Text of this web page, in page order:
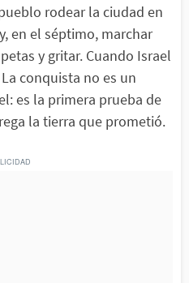
rodear la ciudad en
en el séptimo, marchar
y gritar. Cuando Israel
conquista no es un
es la primera prueba de
la tierra que prometió.